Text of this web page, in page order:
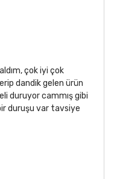
çok iyi çok
dandik gelen ürün
duruyor cammış gibi
duruşu var tavsiye